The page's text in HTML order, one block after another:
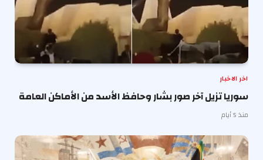
اخر الاخبار
سوريا تزيل آخر صور بشار وحافظ الأسد من الأماكن العامة
منذ 5 أيام